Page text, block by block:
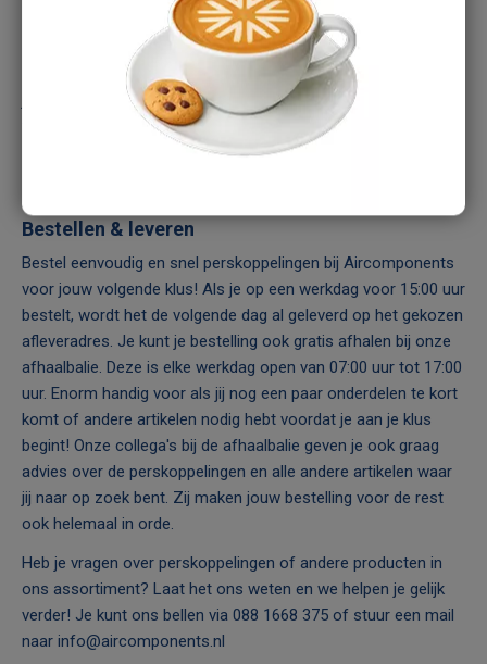
speciaal ontworpen om een stevige en lekvrije verbinding te
creëren. Van standaard soldeerkoppelingen tot flare
soldeerkoppelingen, je vindt bij ons de juiste koppelingen voor
jouw specifieke vereisten. In ons assortiment hebben we
flare-soldeerkoppelingen van Aircoflare en Danfoss, voor
zowel soldeerkoppelingen als trompetringen.
Bestellen & leveren
Bestel eenvoudig en snel perskoppelingen bij Aircomponents
voor jouw volgende klus! Als je op een werkdag voor 15:00 uur
bestelt, wordt het de volgende dag al geleverd op het gekozen
afleveradres. Je kunt je bestelling ook gratis afhalen bij onze
afhaalbalie. Deze is elke werkdag open van 07:00 uur tot 17:00
uur. Enorm handig voor als jij nog een paar onderdelen te kort
komt of andere artikelen nodig hebt voordat je aan je klus
begint! Onze collega's bij de afhaalbalie geven je ook graag
advies over de perskoppelingen en alle andere artikelen waar
jij naar op zoek bent. Zij maken jouw bestelling voor de rest
ook helemaal in orde.
Heb je vragen over perskoppelingen of andere producten in
ons assortiment? Laat het ons weten en we helpen je gelijk
verder! Je kunt ons bellen via 088 1668 375 of stuur een mail
naar info@aircomponents.nl